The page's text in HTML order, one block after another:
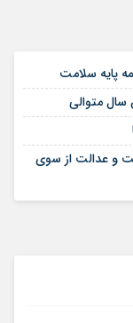
پایه سلامت
متوالی
و عدالت از سوی